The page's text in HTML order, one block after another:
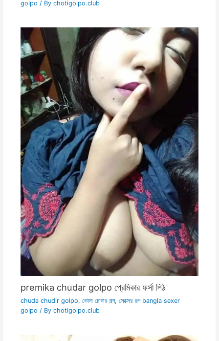
golpo / By chotigolpo.club
premika chudar golpo প্রেমিকার ফর্সা পিঠ
chuda chudir golpo, ভোদা চোদার গল্প, সেক্সের গল্প bangla sexer
golpo / By chotigolpo.club